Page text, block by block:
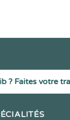
? Faites votre